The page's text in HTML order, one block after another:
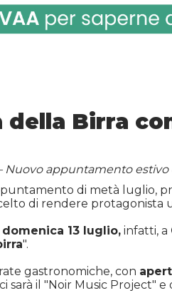
della Birra
Nuovo appuntamento
di metà luglio,
di rendere protagonista
domenica 13 luglio, infatti, a
".
gastronomiche, con
sarà il "Noir Music Project"